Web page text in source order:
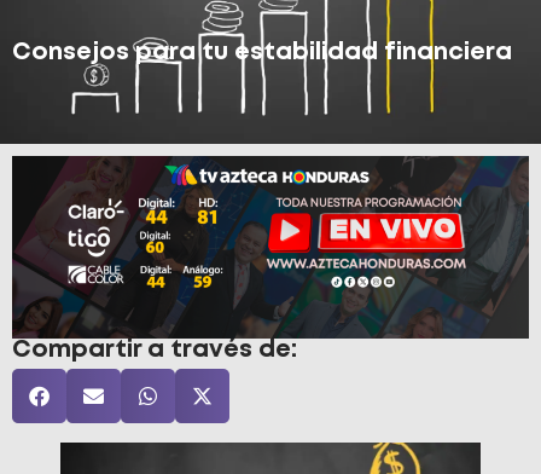
Consejos para tu estabilidad financiera
Compartir a través de: